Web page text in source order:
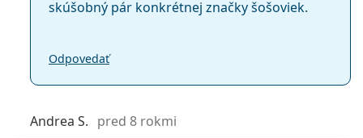
skúšobný pár konkrétnej značky šošoviek.
Odpovedať
Andrea S. pred 8 rokmi